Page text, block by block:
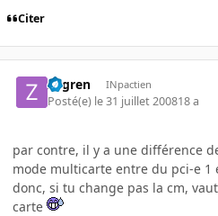
Citer
zogren INpactien
Posté(e) le 31 juillet 200818 a
par contre, il y a une différence
mode multicarte entre du pci-e 1
donc, si tu change pas la cm,
carte